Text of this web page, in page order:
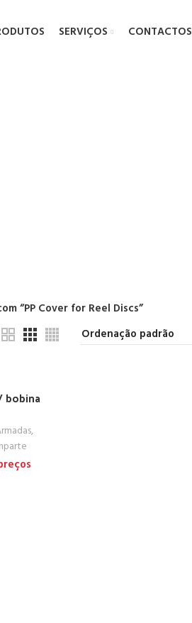
SERVIÇOS CONTACTOS
“PP Cover for Reel Discs”
bobina
,